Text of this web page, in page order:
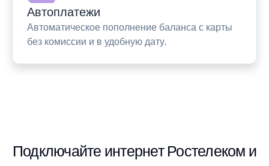
Автоплатежи
Автоматическое пополнение баланса с карты
без комиссии и в удобную дату.
Подключайте интернет Ростелеком и